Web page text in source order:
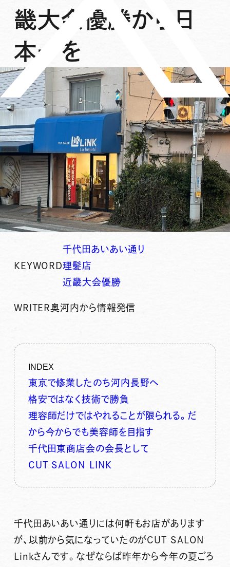
畿大会優勝から日
本一を
KEYWORD
千代田あいあい通り
理髪店
近畿大会優勝
WRITER奥河内から情報発信
INDEX
東京で修業したのち河内長野へ
格安ではなく技術で勝負
理容師だけではやれることが限られる。だ
から今からでも美容師を目指す
千代田東商店会の会長として
CUT SALON LINK
千代田あいあい通りには何軒もお店があります
が、以前から気になっていたのがCUT SALON
Linkさんです。なぜならば昨年から今年の夏ごろ